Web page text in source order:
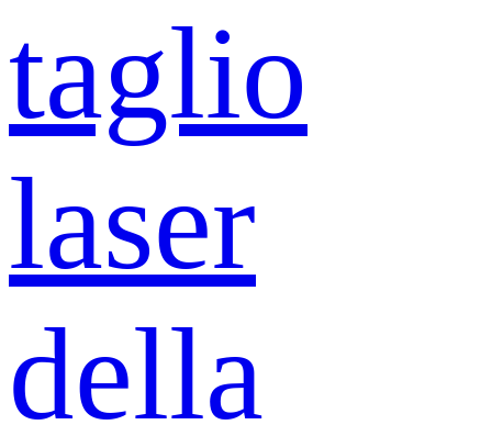
taglio
laser
della